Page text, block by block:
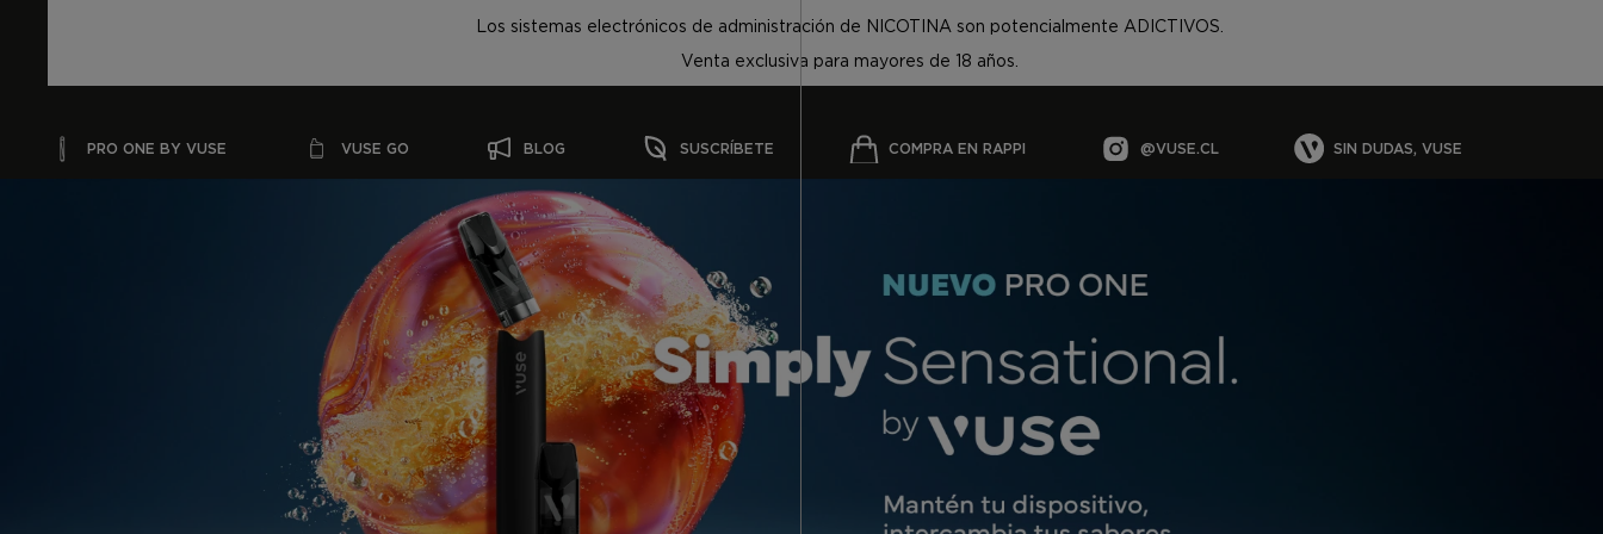
PRO ONE BY VUSE VUSE GO BLOG SUSCRÍBETE COMPRA EN RAPPI @VUSE.CL SIN DUDAS, VUSE
Los sistemas electrónicos de administración de NICOTINA son potencialmente ADICTIVOS.
Venta exclusiva para mayores de 18 años.